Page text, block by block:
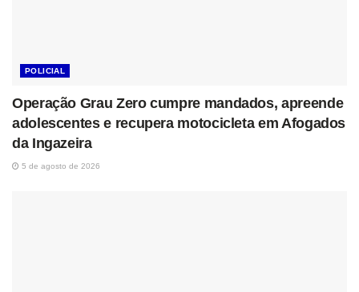
POLICIAL
Operação Grau Zero cumpre mandados, apreende
adolescentes e recupera motocicleta em Afogados
da Ingazeira
5 de agosto de 2026